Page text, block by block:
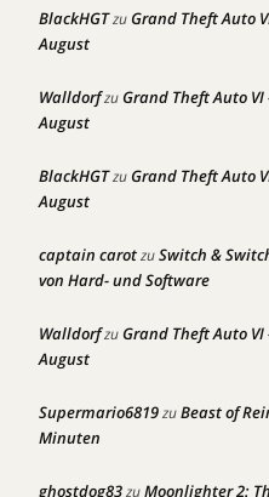
BlackHGTzuGrand Theft Auto
August
WalldorfzuGrand Theft Auto
August
BlackHGTzuGrand Theft Auto
August
captain carotzuSwitch &
von Hard- und Software
WalldorfzuGrand Theft Auto
August
Supermario6819zuBeast of
Minuten
ghostdog83zuMoonlighter 2: